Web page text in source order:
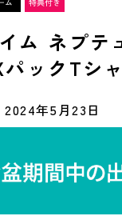
ム ネプテ
パックTシ
2024年5月23日